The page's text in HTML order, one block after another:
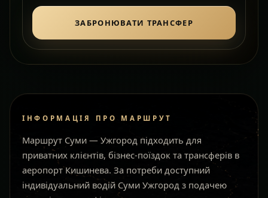
ЗАБРОНЮВАТИ ТРАНСФЕР
ІНФОРМАЦІЯ ПРО МАРШРУТ
Маршрут Суми — Ужгород підходить для
приватних клієнтів, бізнес-поїздок та трансферів в
аеропорт Кишинева. За потреби доступний
індивідуальний водій Суми Ужгород з подачею